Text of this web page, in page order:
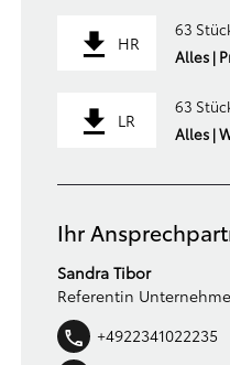
HR
63
Alles |
LR
63
Alles |
Ihr
Sandra Tibor
Referentin
+4922341022235